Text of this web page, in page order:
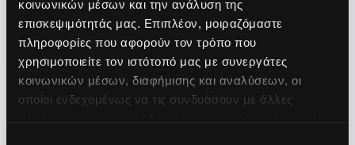
κοινωνικών μέσων και την ανάλυση της
επισκεψιμότητάς μας. Επιπλέον, μοιραζόμαστε
πληροφορίες που αφορούν τον τρόπο που
χρησιμοποιείτε τον ιστότοπό μας με συνεργάτες
κοινωνικών μέσων, διαφήμισης και αναλύσεων, οι
οποίοι ενδεχομένως να τις συνδυάσουν με άλλες
Σύγχρονες υποδομές με ευελιξία,
διαθεσιμότητα και ασφάλεια